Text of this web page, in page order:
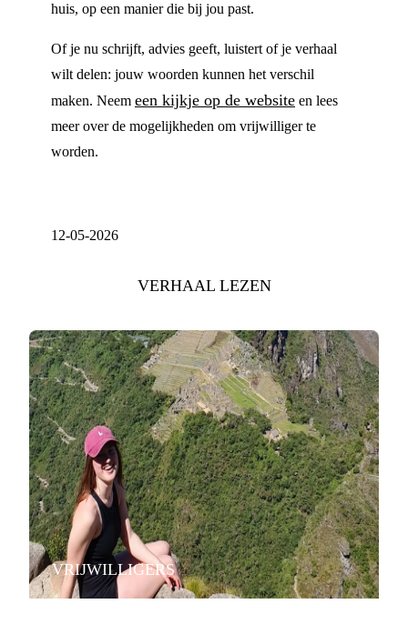
huis, op een manier die bij jou past.
Of je nu schrijft, advies geeft, luistert of je verhaal
wilt delen: jouw woorden kunnen het verschil
maken. Neem een kijkje op de website en lees
meer over de mogelijkheden om vrijwilliger te
worden.
12-05-2026
VERHAAL LEZEN
VRIJWILLIGERS